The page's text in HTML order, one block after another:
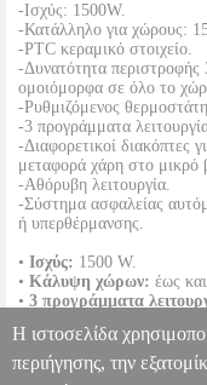
-Ισχύς: 1500W.
-Κατάλληλο για χώρους:
-PTC κεραμικό στοιχείο.
-Δυνατότητα περιστροφής
ομοιόμορφα σε όλο το
-Ρυθμιζόμενος
-3 προγράμματα
-Διαφορετικοί διακόπτες
μεταφορά χάρη στο μικρό
-Αθόρυβη λειτουργία.
-Σύστημα ασφαλείας
ή υπερθέρμανσης.
• Ισχύς: 1500 W.
• Κάλυψη χώρων: έως
• 3 προγράμματα
• Βάρος:1260 g.
•Εγγύηση: 2 χρόνια.DOA
Η ιστοσελίδα
περιήγησης, την